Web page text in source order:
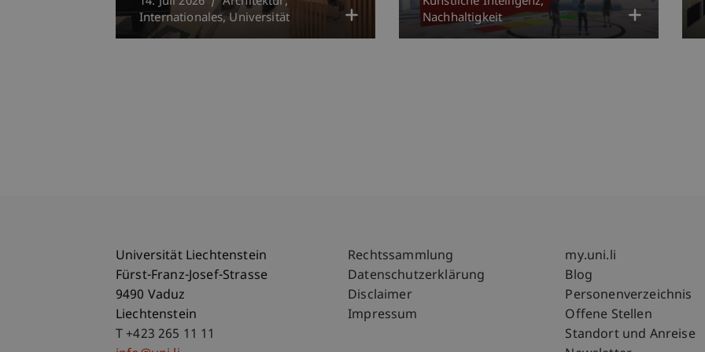
Internationales Universität
Nachhaltigkeit
Universität Liechtenstein
Fürst-Franz-Josef-Strasse
9490 Vaduz
Liechtenstein
T +423 265 11 11
Fußzeile Rechtliche Hinweise
Rechtssammlung
Datenschutzerklärung
Disclaimer
Impressum
Fußzeile
my.uni.li
Blog
Personenverzeichnis
Offene Stellen
Standort und Anreise